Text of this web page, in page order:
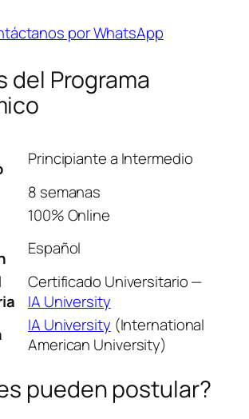
por WhatsApp
del Programa
Principiante a Intermedio
8 semanas
100% Online
Español
Certificado Universitario —
IA University
IA University (International
American University)
pueden postular?